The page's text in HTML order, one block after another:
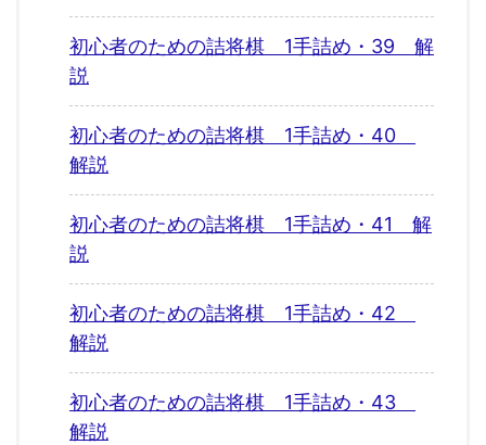
初心者のための詰将棋 1手詰め・39 解
説
初心者のための詰将棋 1手詰め・40
解説
初心者のための詰将棋 1手詰め・41 解
説
初心者のための詰将棋 1手詰め・42
解説
初心者のための詰将棋 1手詰め・43
解説